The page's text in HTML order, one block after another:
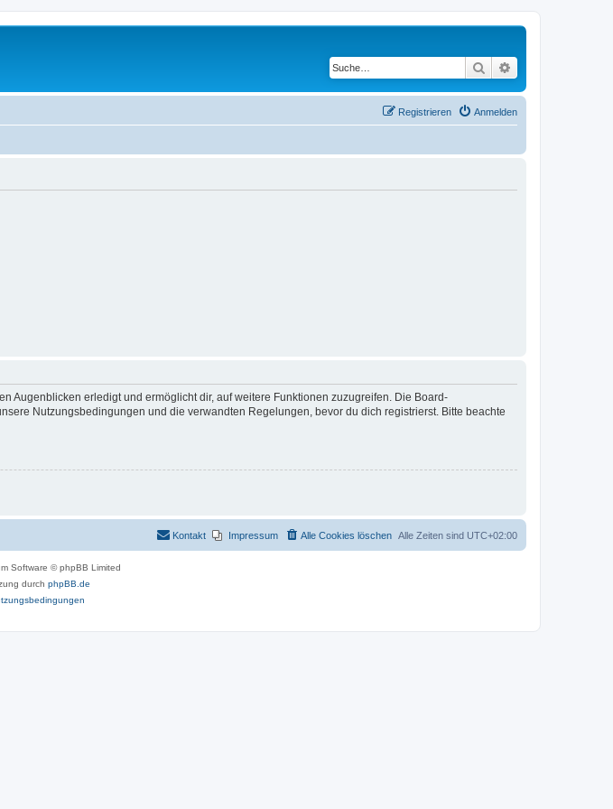
Suche
Anmelden
Registrieren
Augenblicken erledigt und ermöglicht dir, auf weitere Funktionen zuzugreifen. Die Board-
Nutzungsbedingungen und die verwandten Regelungen, bevor du dich registrierst. Bitte beachte
Alle Zeiten sind UTC+02:00
Alle Cookies löschen
Impressum
Kontakt
Software © phpBB Limited
durch phpBB.de